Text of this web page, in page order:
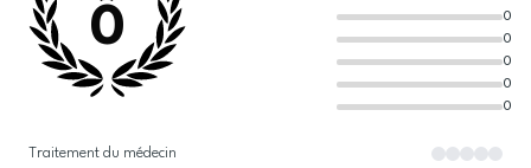
0
0
0
0
0
0
Traitement du médecin